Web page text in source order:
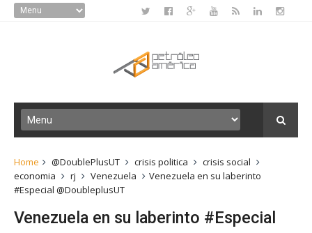
Home @DoublePlusUT crisis politica
crisis social
economia
rj Venezuela
Venezuela en su laberinto
#Especial @DoubleplusUT
Venezuela en su laberinto #Especial